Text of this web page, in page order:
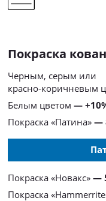
Покраска
Черным, серым или
красно-коричневым
Белым цветом —
Покраска «Патина» —
Покраска «Новакс» —
Покраска